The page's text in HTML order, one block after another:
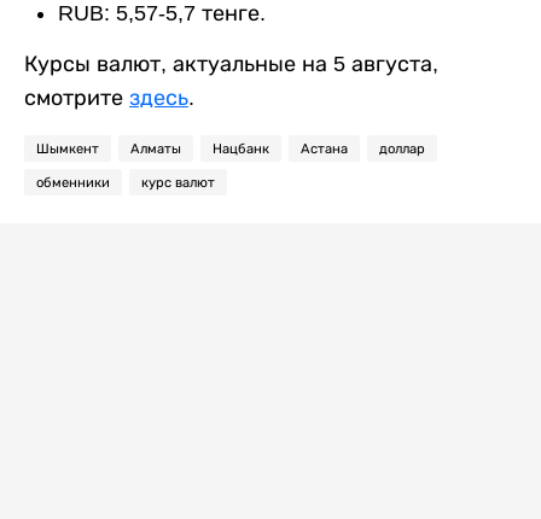
RUB: 5,57-5,7 тенге.
Курсы валют, актуальные на 5 августа,
смотрите здесь.
Шымкент Алматы Нацбанк Астана доллар
обменники курс валют